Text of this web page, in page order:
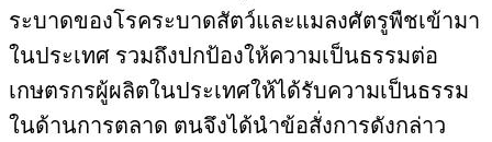
ระบาดของโรคระบาดสัตว์และแมลงศัตรูพืชเข้ามา
ในประเทศ รวมถึงปกป้องให้ความเป็นธรรมต่อ
เกษตรกรผู้ผลิตในประเทศให้ได้รับความเป็นธรรม
ในด้านการตลาด ตนจึงได้นำข้อสั่งการดังกล่าว